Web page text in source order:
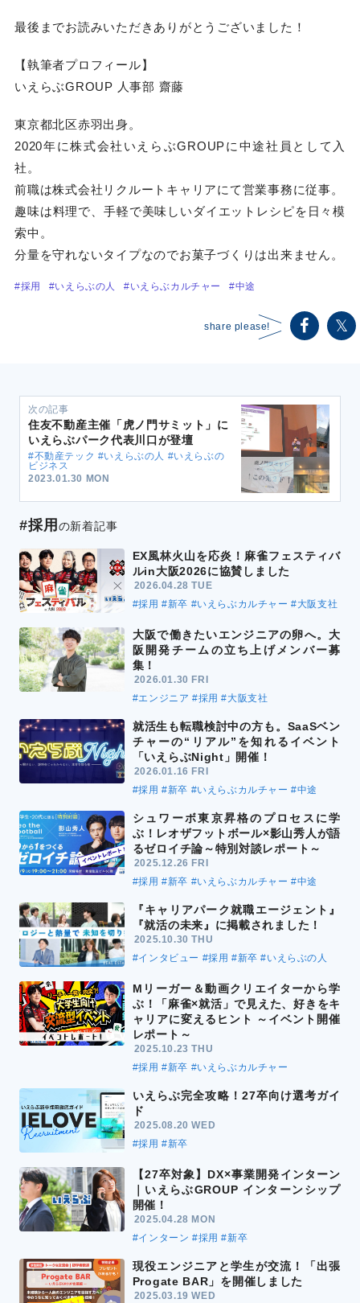
最後までお読みいただきありがとうございました！
【執筆者プロフィール】
いえらぶGROUP 人事部 齋藤
東京都北区赤羽出身。
2020年に株式会社いえらぶGROUPに中途社員として入
社。
前職は株式会社リクルートキャリアにて営業事務に従事。
趣味は料理で、手軽で美味しいダイエットレシピを日々模
索中。
分量を守れないタイプなのでお菓子づくりは出来ません。
#採用 #いえらぶの人 #いえらぶカルチャー #中途
share please!
次の記事
住友不動産主催「虎ノ門サミット」に
いえらぶパーク代表川口が登壇
#不動産テック #いえらぶの人 #いえらぶの
ビジネス
2023.01.30 MON
#採用 の新着記事
EX風林火山を応炎！麻雀フェスティバ
ルin大阪2026に協賛しました
2026.04.28 TUE
#採用 #新卒 #いえらぶカルチャー #大阪支社
大阪で働きたいエンジニアの卵へ。大
阪開発チームの立ち上げメンバー募
集！
2026.01.30 FRI
#エンジニア #採用 #大阪支社
就活生も転職検討中の方も。SaaSベン
チャーの“リアル”を知れるイベント
「いえらぶNight」開催！
2026.01.16 FRI
#採用 #新卒 #いえらぶカルチャー #中途
シュワーボ東京昇格のプロセスに学
ぶ！レオザフットボール×影山秀人が語
るゼロイチ論～特別対談レポート～
2025.12.26 FRI
#採用 #新卒 #いえらぶカルチャー #中途
『キャリアパーク就職エージェント』
『就活の未来』に掲載されました！
2025.10.30 THU
#インタビュー #採用 #新卒 #いえらぶの人
Mリーガー＆動画クリエイターから学
ぶ！「麻雀×就活」で見えた、好きをキ
ャリアに変えるヒント ～イベント開催
レポート～
2025.10.23 THU
#採用 #新卒 #いえらぶカルチャー
いえらぶ完全攻略！27卒向け選考ガイ
ド
2025.08.20 WED
#採用 #新卒
【27卒対象】DX×事業開発インターン
｜いえらぶGROUP インターンシップ
開催！
2025.04.28 MON
#インターン #採用 #新卒
現役エンジニアと学生が交流！「出張
Progate BAR」を開催しました
2025.03.19 WED